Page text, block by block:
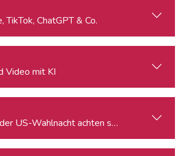
TikTok, ChatGPT & Co.
Video mit KI
US-Wahlnacht achten sollte